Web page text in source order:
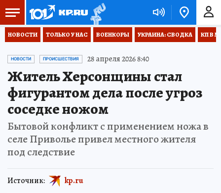
НОВОСТИ ТОЛЬКО У НАС ВОЕНКОРЫ УКРАИНА: СВОДКА КП В
НОВОСТИ ПРОИСШЕСТВИЯ 28 апреля 2026 8:40
Житель Херсонщины стал
фигурантом дела после угроз
соседке ножом
Бытовой конфликт с применением ножа в
селе Приволье привел местного жителя
под следствие
Источник: kp.ru